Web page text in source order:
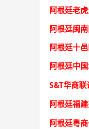
阿根廷老
阿根廷闽
阿根廷十
阿根廷中
S&T华商联
阿根廷福
阿根廷粤